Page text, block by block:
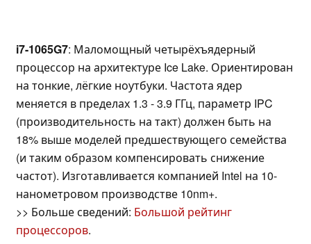
i7-1065G7: Маломощный четырёхъядерный
процессор на архитектуре Ice Lake. Ориентирован
на тонкие, лёгкие ноутбуки. Частота ядер
меняется в пределах 1.3 - 3.9 ГГц, параметр IPC
(производительность на такт) должен быть на
18% выше моделей предшествующего семейства
(и таким образом компенсировать снижение
частот). Изготавливается компанией Intel на 10-
нанометровом производстве 10nm+.
>> Больше сведений: Большой рейтинг
процессоров.